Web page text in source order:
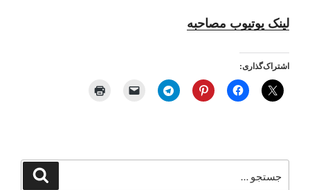
لینک یوتیوب مصاحبه
اشتراک‌گذاری:
برای
جستجو